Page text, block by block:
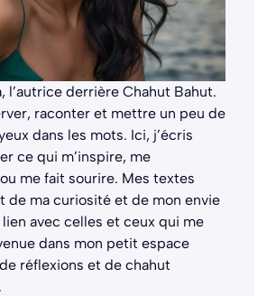
l’autrice derrière Chahut Bahut.
raconter et mettre un peu de
dans les mots. Ici, j’écris
ce qui m’inspire, me
me fait sourire. Mes textes
de ma curiosité et de mon envie
avec celles et ceux qui me
dans mon petit espace
réflexions et de chahut